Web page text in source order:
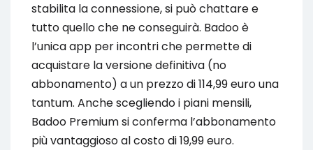
stabilita la connessione, si può chattare e
tutto quello che ne conseguirà. Badoo è
l’unica app per incontri che permette di
acquistare la versione definitiva (no
abbonamento) a un prezzo di 114,99 euro una
tantum. Anche scegliendo i piani mensili,
Badoo Premium si conferma l’abbonamento
più vantaggioso al costo di 19,99 euro.